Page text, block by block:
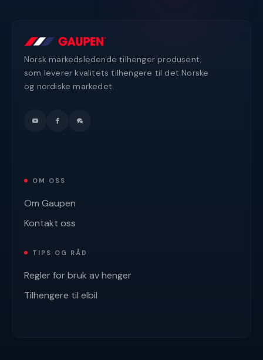
Norsk markedsledende tilhenger produsent,
som leverer kvalitets tilhengere til det Norske
og nordiske markedet.
OM OSS
Om Gaupen
Kontakt oss
TIPS OG RÅD
Regler for bruk av henger
Tilhengere til elbil